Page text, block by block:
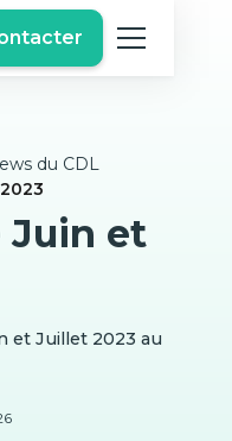
du CDL
Juin et
et Juillet 2023 au